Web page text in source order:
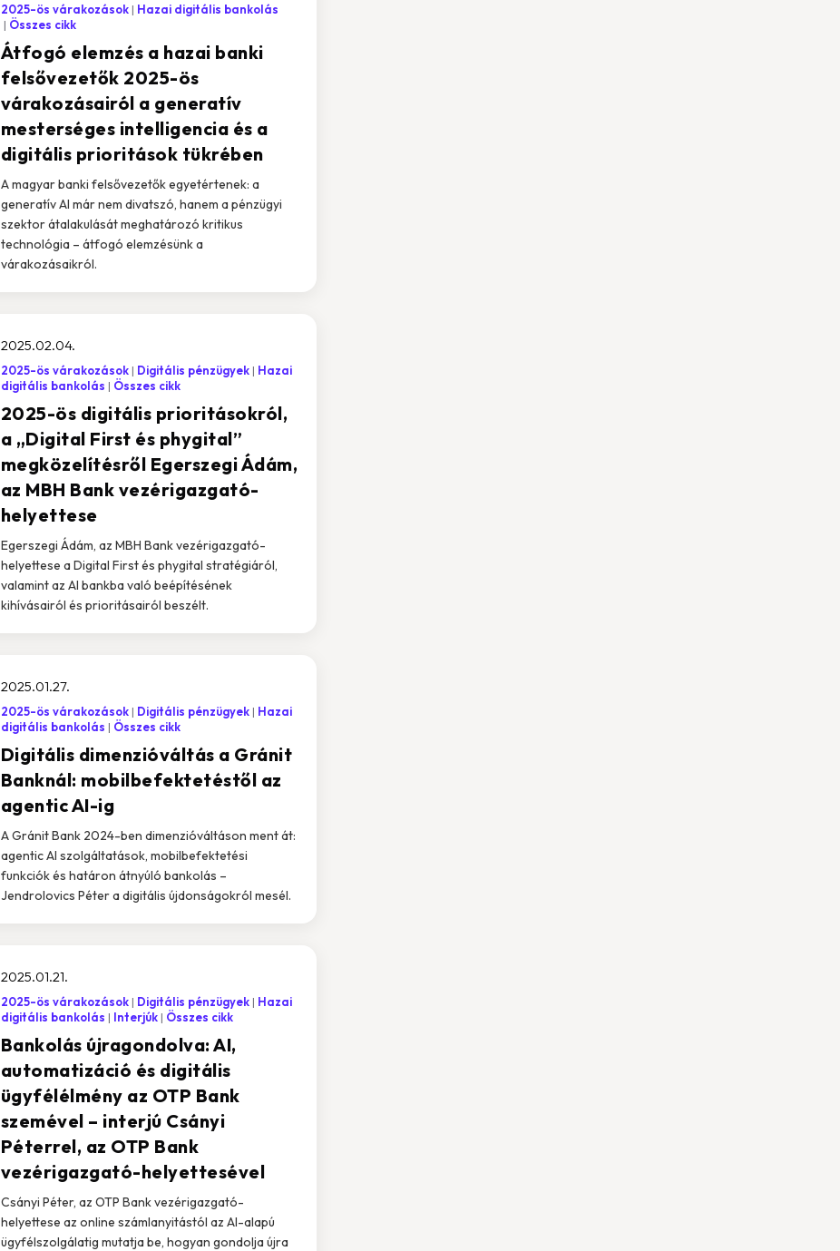
Átfogó elemzés a hazai banki
felsővezetők 2025-ös
várakozásairól a generatív
mesterséges intelligencia és a
digitális prioritások tükrében
2025-ös várakozások
Hazai digitális bankolás
Összes cikk
A magyar banki felsővezetők egyetértenek: a
generatív AI már nem divatszó, hanem a pénzügyi
szektor átalakulását meghatározó kritikus
technológia – átfogó elemzésünk a
várakozásaikról.
2025-ös digitális prioritásokról,
a „Digital First és phygital”
megközelítésről Egerszegi Ádám,
az MBH Bank vezérigazgató-
helyettese
2025.02.04.
2025-ös várakozások Digitális pénzügyek
Hazai
digitális bankolás
Összes cikk
Egerszegi Ádám, az MBH Bank vezérigazgató-
helyettese a Digital First és phygital stratégiáról,
valamint az AI bankba való beépítésének
kihívásairól és prioritásairól beszélt.
Digitális dimenzióváltás a Gránit
Banknál: mobilbefektetéstől az
agentic AI-ig
2025.01.27.
2025-ös várakozások Digitális pénzügyek
Hazai
digitális bankolás
Összes cikk
A Gránit Bank 2024-ben dimenzióváltáson ment át:
agentic AI szolgáltatások, mobilbefektetési
funkciók és határon átnyúló bankolás –
Jendrolovics Péter a digitális újdonságokról mesél.
Bankolás újragondolva: AI,
automatizáció és digitális
ügyfélélmény az OTP Bank
szemével – interjú Csányi
Péterrel, az OTP Bank
vezérigazgató-helyettesével
2025.01.21.
2025-ös várakozások Digitális pénzügyek
Hazai
digitális bankolás
Interjúk Összes cikk
Csányi Péter, az OTP Bank vezérigazgató-
helyettese az online számlanyitástól az AI-alapú
ügyfélszolgálatig mutatja be, hogyan gondolja újra